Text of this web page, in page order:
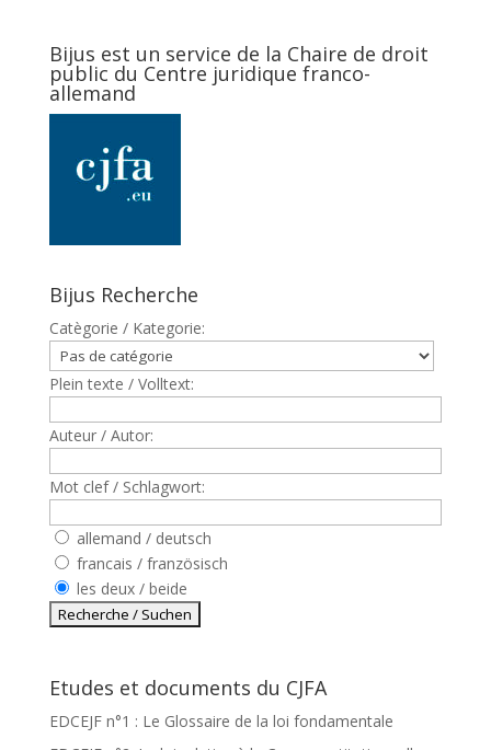
Bijus est un service de la Chaire de droit
public du Centre juridique franco-
allemand
Bijus Recherche
Catègorie / Kategorie:
Plein texte / Volltext:
Auteur / Autor:
Mot clef / Schlagwort:
allemand / deutsch
francais / französisch
les deux / beide
Etudes et documents du CJFA
EDCEJF n°1 : Le Glossaire de la loi fondamentale